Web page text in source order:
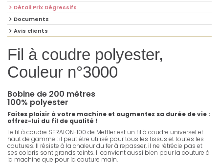
Détail Prix Dégressifs
Documents
Avis clients
Fil à coudre polyester,
Couleur n°3000
Bobine de 200 mètres
100% polyester
Faites plaisir à votre machine et augmentez sa durée de vie :
offrez-lui du fil de qualité !
Le fil à coudre SERALON-100 de Mettler est un fil à coudre universel et
haut de gamme : il peut être utilisé pour tous les tissus et toutes les
coutures. Il résiste à la chaleur du fer à repasser, il ne rétrécie pas et
ses coloris sont grands teints. Il convient aussi bien pour la couture à
la machine que pour la couture main.